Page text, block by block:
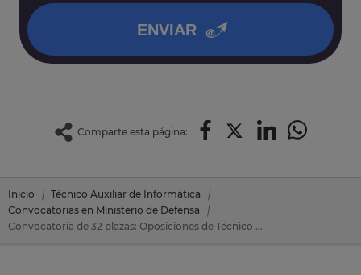
ENVIAR
Comparte esta página:
Inicio
Técnico Auxiliar de Informática
Convocatorias en Ministerio de Defensa
Convocatoria de 32 plazas: Oposiciones de Técnico Auxiliar de Informática en Ministerio de Defensa